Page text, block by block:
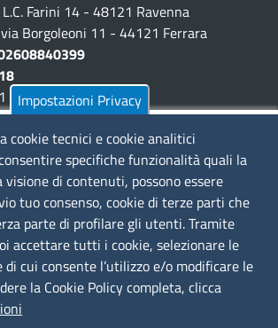
Farini 14 - 48121 Ravenna
via Borgoleoni 11 - 44121 Ferrara
- 0532/783.711
Trasparente
Impostazioni Privacy
cookie tecnici e cookie analitici
specifiche funzionalità quali la
di contenuti, possono essere
tuo consenso, cookie di terze parti che
parte di profilare gli utenti. Tramite
accettare tutti i cookie, selezionare le
di cui consente l’utilizzo e/o modificare le
la Cookie Policy completa, clicca